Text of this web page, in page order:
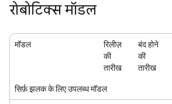
रोबोटिक्स मॉडल
मॉडल
रिलीज़
की
तारीख
बंद होने
की
तारीख
सिर्फ़ झलक के लिए उपलब्ध मॉडल